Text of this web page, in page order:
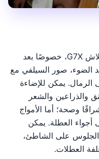
صور الشاطئ مناسبة جدًا لأسلوب فلاش G7X، خصوصًا بعد
الضوء، صور السيلفي مع
يمكن للإضاءة
والذراعين والشعر
وصحة؛ أما الأمواج
أجواء العطلة. يمكن
الجلوس على الشاطئ،
العطلات.